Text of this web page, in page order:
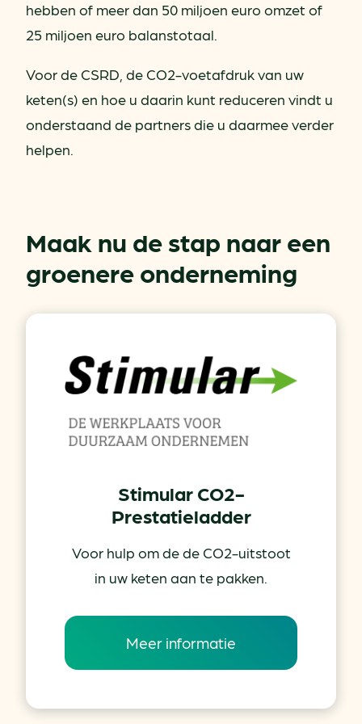
hebben of meer dan 50 miljoen euro omzet of
25 miljoen euro balanstotaal.
Voor de CSRD, de CO2-voetafdruk van uw
keten(s) en hoe u daarin kunt reduceren vindt u
onderstaand de partners die u daarmee verder
helpen.
Maak nu de stap naar een
groenere onderneming
Stimular CO2-
Prestatieladder
Voor hulp om de de CO2-uitstoot
in uw keten aan te pakken.
Meer informatie